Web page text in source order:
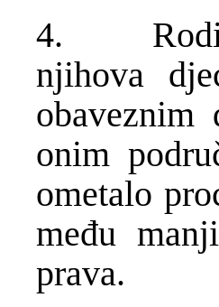
4.
njihova
onim
ometalo
među
prava.